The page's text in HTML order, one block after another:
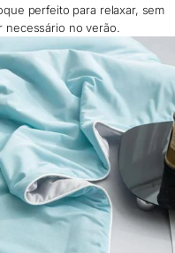
perfeito para relaxar, sem
necessário no verão.